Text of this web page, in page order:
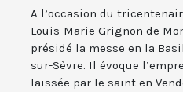
A l’occasion du
Louis-Marie Grignon de
présidé la messe en la
sur-Sèvre. Il évoque
laissée par le saint en